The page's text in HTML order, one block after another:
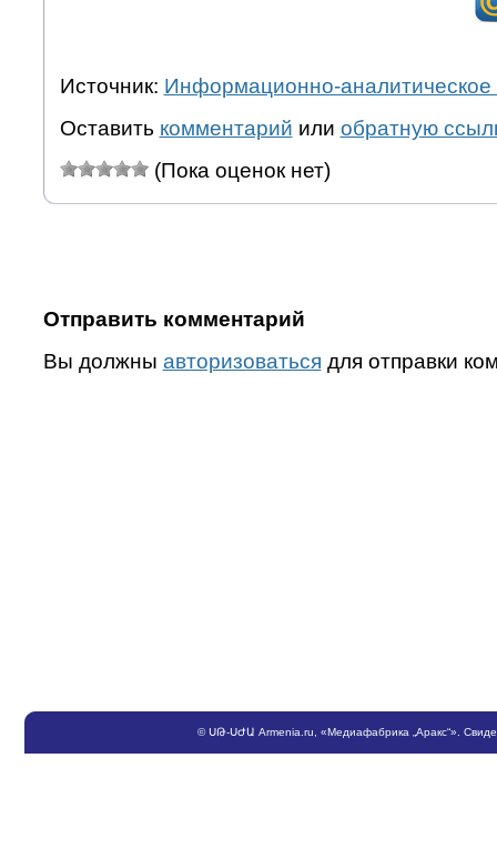
Источник: Информационно-аналитическое
Оставить комментарий или обратную
(Пока оценок нет)
Отправить комментарий
Вы должны авторизоваться для отправки
©ՍԹ-ՍԺԱ Armenia.ru , «Медиафабрика „Аракс“».